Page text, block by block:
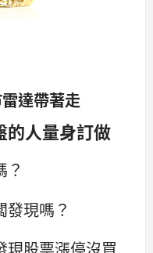
達帶著走
的人量身訂做
？
現嗎？
現股票漲停沒買